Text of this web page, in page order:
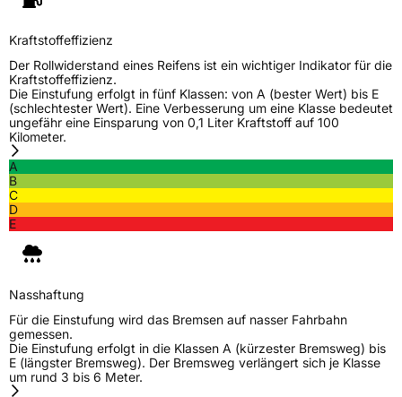
EPREL ID520918
Allgemeine Produktsicherheit (GPSR)
HerstellerkontaktDeldo Autobanden NV, Essensteenweg 113
Kraftstoffeffizienz
Der Rollwiderstand eines Reifens ist ein wichtiger Indikator für die
Kraftstoffeffizienz.
Die Einstufung erfolgt in fünf Klassen: von A (bester Wert) bis E
(schlechtester Wert). Eine Verbesserung um eine Klasse bedeutet
ungefähr eine Einsparung von 0,1 Liter Kraftstoff auf 100
Kilometer.
A
B
C
D
E
Nasshaftung
Für die Einstufung wird das Bremsen auf nasser Fahrbahn
gemessen.
Die Einstufung erfolgt in die Klassen A (kürzester Bremsweg) bis
E (längster Bremsweg). Der Bremsweg verlängert sich je Klasse
um rund 3 bis 6 Meter.